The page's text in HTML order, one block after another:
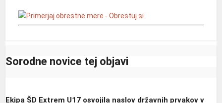
Sorodne novice tej objavi
Ekipa ŠD Extrem U17 osvojila naslov državnih prvakov v